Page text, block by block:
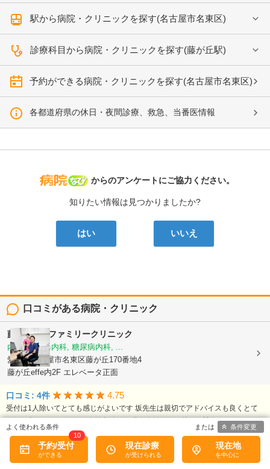
駅から病院・クリニックを探す(名古屋市名東区)
診療科目から病院・クリニックを探す(藤が丘駅)
予約ができる病院・クリニックを探す(名古屋市名東区)
各都道府県の休日・夜間診療、救急、当番医情報
病院なび
からのアンケートにご協力ください。
知りたい情報は見つかりましたか?
はい いいえ
口コミがある病院・クリニック
藤が丘effeファミリークリニック
内科, 循環器内科, 糖尿病内科, ...
愛知県名古屋市名東区藤が丘170番地4
藤が丘effe内2F エレベータ正面
口コミ: 4件 4.75
受付は1人除いてとても感じがよいです 坂先生は親切でアドバイスも良くとて
明徳クリニック
内科, 循環器内科
予約/受付
10
現在診療 現在地
条件変更